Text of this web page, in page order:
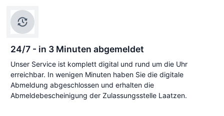
24/7 - in 3 Minuten abgemeldet
Unser Service ist komplett digital und rund um die Uhr
erreichbar. In wenigen Minuten haben Sie die digitale
Abmeldung abgeschlossen und erhalten die
Abmeldebescheinigung der Zulassungsstelle Laatzen.